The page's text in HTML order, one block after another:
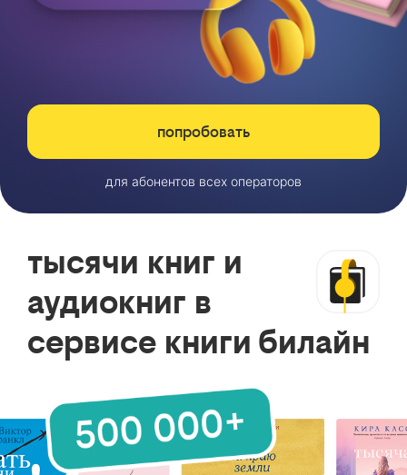
попробовать
для абонентов всех операторов
тысячи книг и
аудиокниг в
сервисе книги билайн